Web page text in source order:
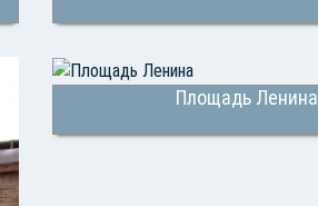
Площадь Ленина